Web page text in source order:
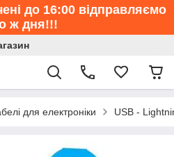
до 16:00 відправляємо
ж дня!!!
для електроніки USB -